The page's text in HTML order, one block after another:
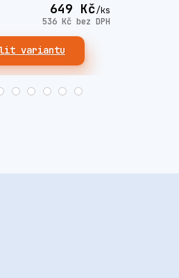
649 Kč/ks
536 Kč bez DPH
variantu